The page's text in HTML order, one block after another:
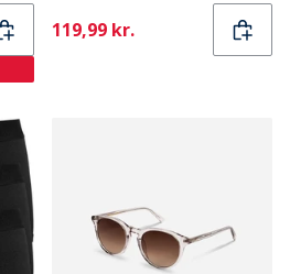
Current
119,99 kr.